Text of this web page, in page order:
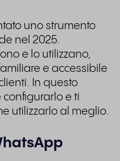
uno strumento
nel 2025.
e lo utilizzano,
e accessibile
In questo
e ti
utilizzarlo al meglio.